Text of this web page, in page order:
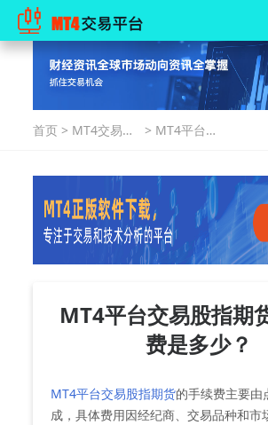
首页 > MT4交易指
> MT4平台交
多少？
MT4平台交易股指期
费是多少？
MT4平台交易股指期货的手续费主要由
成，具体费用因经纪商、交易品种和市